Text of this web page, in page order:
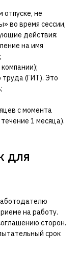
отпуске, не
во время сессии,
действия:
на имя
(ГИТ). Это
с момента
1 месяца).
для
на работу.
сторон.
срок